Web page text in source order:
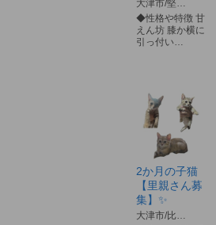
大津市/堅…
◆性格や特徴 甘
えん坊 膝か横に
引っ付い…
2か月の子猫
【里親さん募
集】✨
大津市/比…